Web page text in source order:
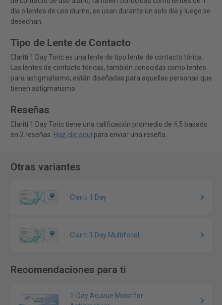
día o lentes de uso diurno, se usan durante un solo día y luego se
desechan.
Tipo de Lente de Contacto
Clariti 1 Day Toric es una lente de tipo lente de contacto tórica.
Las lentes de contacto tóricas, también conocidas como lentes
para astigmatismo, están diseñadas para aquellas personas que
tienen astigmatismo.
Reseñas
Clariti 1 Day Toric tiene una calificación promedio de 4,5 basado
en 2 reseñas. Haz clic aquípara enviar una reseña.
Otras variantes
Clariti 1 Day
Clariti 1 Day Multifocal
Recomendaciones para ti
1-Day Acuvue Moist for